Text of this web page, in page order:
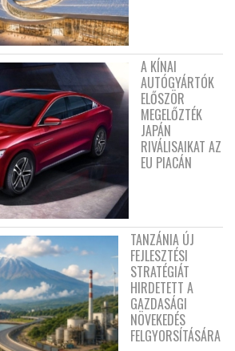
A KÍNAI
AUTÓGYÁRTÓK
ELŐSZÖR
MEGELŐZTÉK
JAPÁN
RIVÁLISAIKAT AZ
EU PIACÁN
TANZÁNIA ÚJ
FEJLESZTÉSI
STRATÉGIÁT
HIRDETETT A
GAZDASÁGI
NÖVEKEDÉS
FELGYORSÍTÁSÁRA